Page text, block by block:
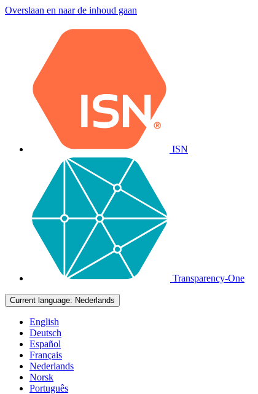
Overslaan en naar de inhoud gaan
ISN
Transparency-One
Current language: Nederlands
English
Deutsch
Español
Français
Nederlands
Norsk
Português